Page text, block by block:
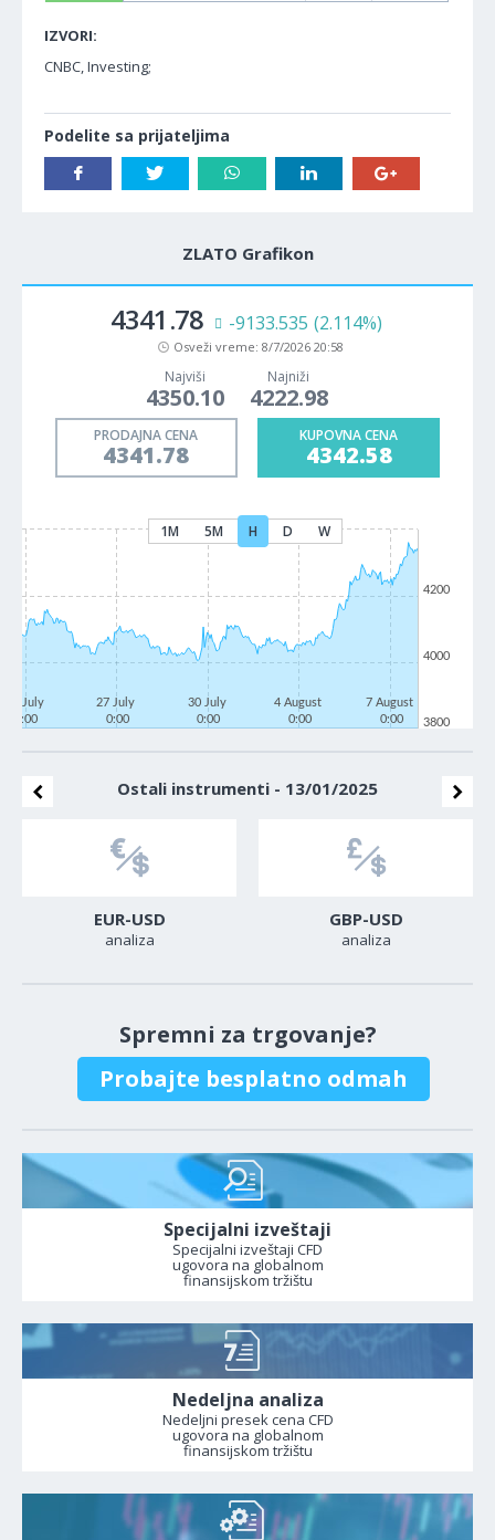
IZVORI:
CNBC, Investing;
Podelite sa prijateljima
ZLATO Grafikon
4341.78 -9133.535 (2.114%)
Osveži vreme: 8/7/2026 20:58
Najviši
4350.10
Najniži
4222.98
PRODAJNA CENA
4341.78
KUPOVNA CENA
4342.58
1M 5M H D W
22 July
0:00
27 July
0:00
30 July
0:00
4 August
0:00
7 August
0:00
3800
4000
4200
Ostali instrumenti - 13/01/2025
EUR-USD
analiza
GBP-USD
analiza
Spremni za trgovanje?
Probajte besplatno odmah
Specijalni izveštaji
Specijalni izveštaji CFD
ugovora na globalnom
finansijskom tržištu
Nedeljna analiza
Nedeljni presek cena CFD
ugovora na globalnom
finansijskom tržištu